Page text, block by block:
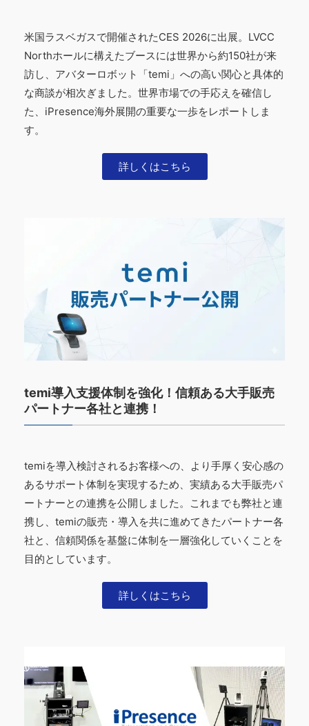
米国ラスベガスで開催されたCES 2026に出展。LVCC
Northホールに構えたブースには世界から約150社が来
訪し、アバターロボット「temi」への高い関心と具体的
な商談が相次ぎました。世界市場での手応えを確信し
た、iPresence海外展開の重要な一歩をレポートしま
す。
詳しくはこちら
temi導入支援体制を強化！信頼ある大手販売
パートナー各社と連携！
temiを導入検討されるお客様への、より手厚く安心感の
あるサポート体制を実現するため、実績ある大手販売パ
ートナーとの連携を公開しました。これまでも弊社と連
携し、temiの販売・導入を共に進めてきたパートナー各
社と、信頼関係を基盤に体制を一層強化していくことを
目的としています。
詳しくはこちら